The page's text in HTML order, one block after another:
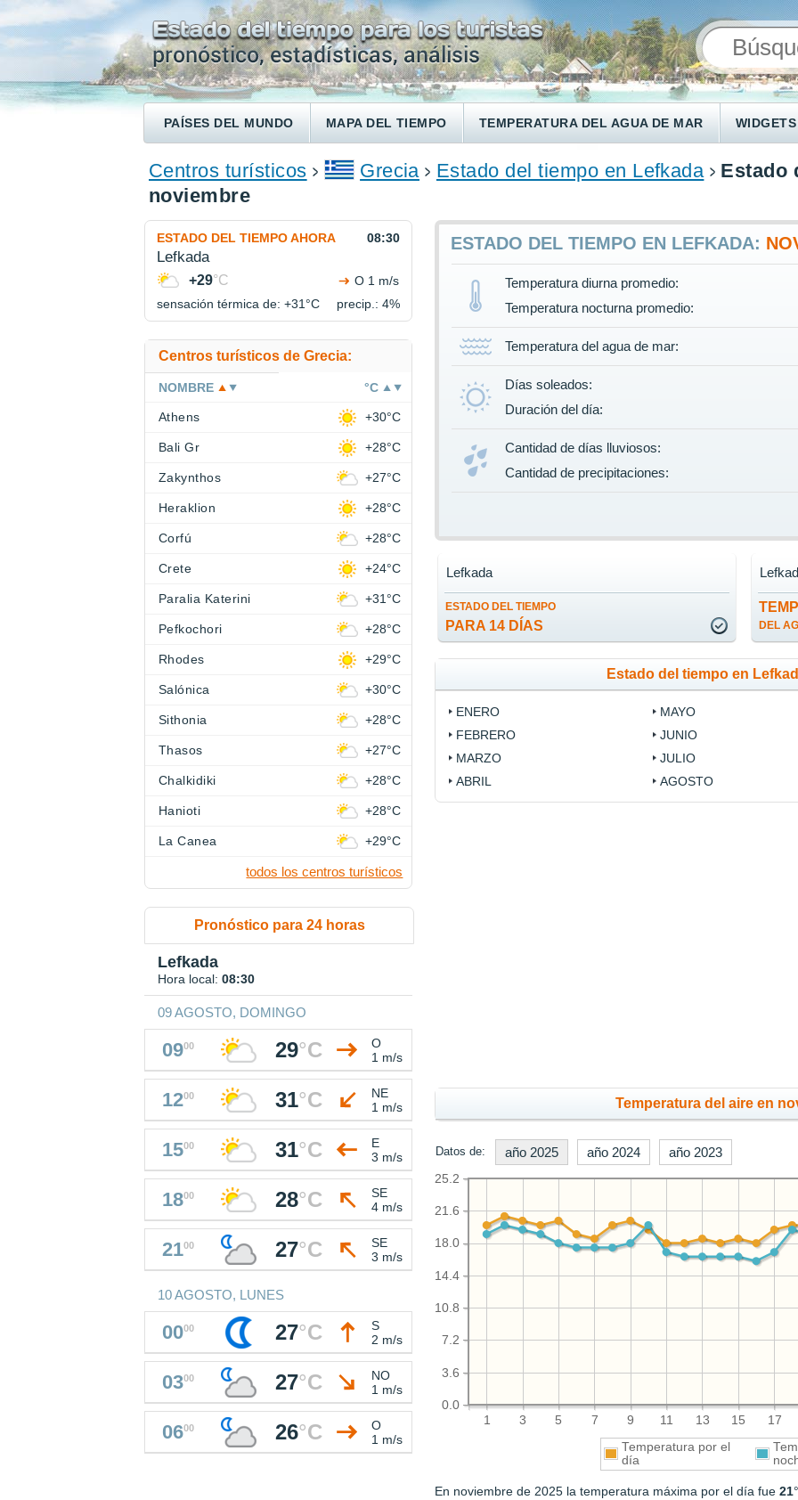
PAÍSES DEL MUNDO MAPA DEL TIEMPO TEMPERATURA DEL AGUA DE MAR
ENCONTRAR UN HOTEL
Centros turísticos Grecia Estado del tiempo en Lefkada
Estado
noviembre
ESTADO DEL TIEMPO EN LEFKADA:
Temperatura diurna promedio:
Temperatura nocturna promedio:
Temperatura del agua de mar:
Días soleados:
Duración del día:
Cantidad de días lluviosos:
Cantidad de precipitaciones:
ESTADO DEL TIEMPO
PARA 14 DÍAS
Lefkada
DEL
Estado del tiempo en
ENERO
FEBRERO
MARZO
ABRIL
MAYO
JUNIO
JULIO
AGOSTO
Temperatura del aire en
Datos de: año 2025 año 2024 año 2023
1 3 5 7 9 11 13 15 17
0.0
3.6
7.2
10.8
14.4
18.0
21.6
25.2
Temperatura por el
día
En noviembre de 2025 la temperatura máxima por el día fue21
ESTADO DEL TIEMPO AHORA 08:30
Lefkada
+29°C
O 1 m/s
sensación térmica de: +31°C precip.: 4%
Centros turísticos de Grecia:
NOMBRE °C
Athens +30°C
Bali Gr +28°C
Zakynthos +27°C
Heraklion +28°C
Corfú +28°C
Crete +24°C
Paralia Katerini +31°C
Pefkochori +28°C
Rhodes +29°C
Salónica +30°C
Sithonia +28°C
Thasos +27°C
Chalkidiki +28°C
Hanioti +28°C
La Canea +29°C
todos los centros turísticos
Pronóstico para 24 horas
Lefkada
Hora local: 08:30
09 AGOSTO, DOMINGO
0900 29°C
O
1 m/s
1200 31°C
NE
1 m/s
1500 31°C
E
3 m/s
1800 28°C
SE
4 m/s
2100 27°C
SE
3 m/s
10 AGOSTO, LUNES
0000 27°C
S
2 m/s
0300 27°C
NO
1 m/s
0600 26°C
O
1 m/s